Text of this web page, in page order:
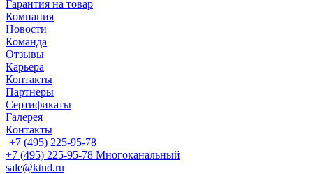
Гарантия на товар
Компания
Новости
Команда
Отзывы
Карьера
Контакты
Партнеры
Сертификаты
Галерея
Контакты
+7 (495) 225-95-78
+7 (495) 225-95-78 Многоканальный
sale@ktnd.ru